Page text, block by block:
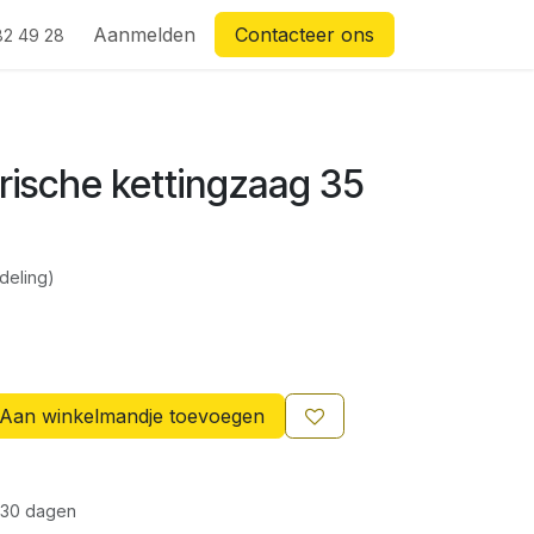
49 28 Aanmelden Contacteer ons
kettingzaag 35
Aan winkelmandje toevoegen
dagen